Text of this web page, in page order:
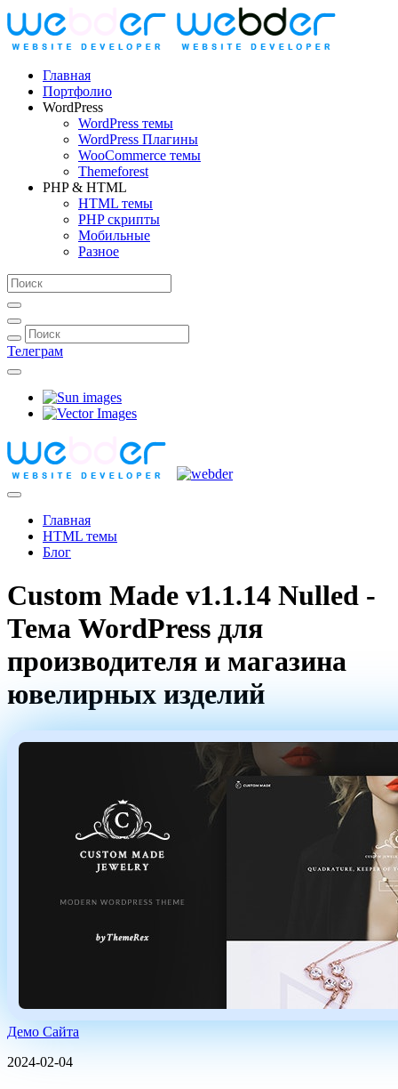
Главная
Портфолио
WordPress
WordPress темы
WordPress Плагины
WooCommerce темы
Themeforest
PHP & HTML
HTML темы
PHP скрипты
Мобильные
Разное
Телеграм
Главная
HTML темы
Блог
Custom Made v1.1.14 Nulled -
Тема WordPress для
производителя и магазина
ювелирных изделий
Демо Сайта
2024-02-04